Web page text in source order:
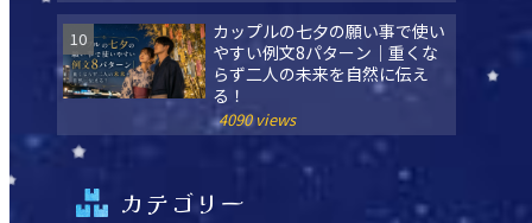
カップルの七夕の願い事で使い
やすい例文8パターン｜重くな
らず二人の未来を自然に伝え
る！
4090 views
カテゴリー